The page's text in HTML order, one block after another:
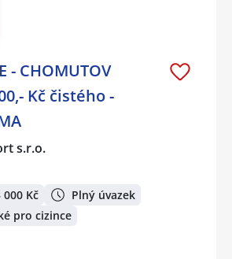
- CHOMUTOV
Kč čistého -
s.r.o.
000 Kč
Plný úvazek
pro cizince